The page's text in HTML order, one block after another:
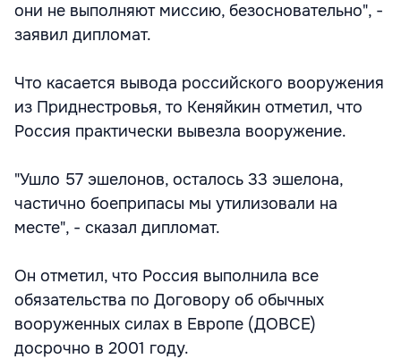
они не выполняют миссию, безосновательно", -
заявил дипломат.
Что касается вывода российского вооружения
из Приднестровья, то Кеняйкин отметил, что
Россия практически вывезла вооружение.
"Ушло 57 эшелонов, осталось 33 эшелона,
частично боеприпасы мы утилизовали на
месте", - сказал дипломат.
Он отметил, что Россия выполнила все
обязательства по Договору об обычных
вооруженных силах в Европе (ДОВСЕ)
досрочно в 2001 году.